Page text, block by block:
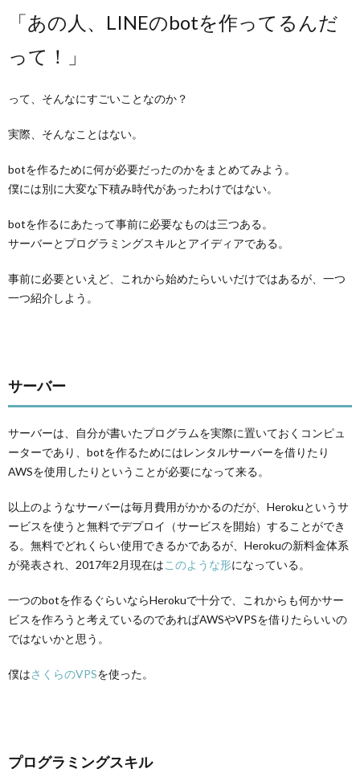
「あの人、LINEのbotを作ってるんだ
って！」
って、そんなにすごいことなのか？
実際、そんなことはない。
botを作るために何が必要だったのかをまとめてみよう。
僕には別に大変な下積み時代があったわけではない。
botを作るにあたって事前に必要なものは三つある。
サーバーとプログラミングスキルとアイディアである。
事前に必要といえど、これから始めたらいいだけではあるが、一つ
一つ紹介しよう。
サーバー
サーバーは、自分が書いたプログラムを実際に置いておくコンピュ
ーターであり、botを作るためにはレンタルサーバーを借りたり
AWSを使用したりということが必要になって来る。
以上のようなサーバーは毎月費用がかかるのだが、Herokuというサ
ービスを使うと無料でデプロイ（サービスを開始）することができ
る。無料でどれくらい使用できるかであるが、Herokuの新料金体系
が発表され、2017年2月現在はこのような形になっている。
一つのbotを作るぐらいならHerokuで十分で、これからも何かサー
ビスを作ろうと考えているのであればAWSやVPSを借りたらいいの
ではないかと思う。
僕はさくらのVPSを使った。
プログラミングスキル